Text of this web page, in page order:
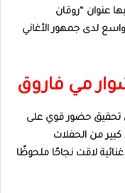
عنوان “روقان
لدى جمهور الأغاني
مي فاروق
تحقيق حضور قوي على
من الحفلات
غنائية لاقت نجاحًا ملحوظًا